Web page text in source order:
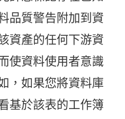
品質警告附加到資
資產的任何下游資
使資料使用者意識
，如果您將資料庫
基於該表的工作簿